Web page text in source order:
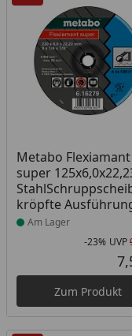
Metabo Flexiamant
super
kröpfte
Produkt am Lager
Am Lager
-23% UVP
Zum Produkt